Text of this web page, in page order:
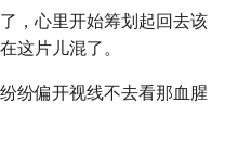
，心里开始筹划起回去该
这片儿混了。
纷偏开视线不去看那血腥